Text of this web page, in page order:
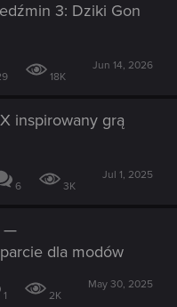
3: Dziki Gon
18K
Jun 14, 2026
inspirowany grą
6 3K
Jul 1, 2025
—
dla modów
1 2K
May 30, 2025